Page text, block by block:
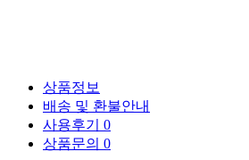
상품정보
배송 및 환불안내
사용후기 0
상품문의 0